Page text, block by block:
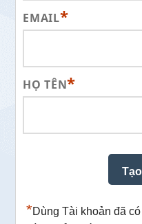
EMAIL*
HỌ TÊN*
*Dùng Tài khoản đã